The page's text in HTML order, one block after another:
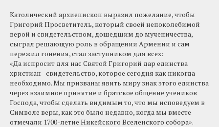
Католический архиепископ выразил пожелание, чтобы
Григорий Просветитель, который своей непоколебимой
верой и свидетельством, дошедшим до мученичества,
сыграл решающую роль в обращении Армении и сам
пережил гонения, стал заступником для всех:
«Да испросит для нас Святой Григорий дар единства
христиан - свидетельство, которое сегодня как никогда
необходимо. Мы призваны явить миру знак этого единства
через взаимное принятие и братское общение учеников
Господа, чтобы сделать видимым то, что мы исповедуем в
Символе веры, как это было недавно, когда мы вместе
отмечали 1700-летие Никейского Вселенского собора».